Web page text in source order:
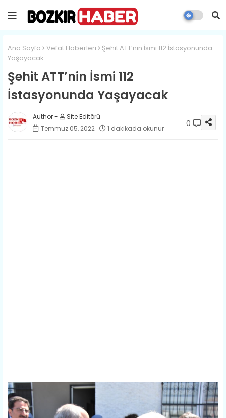
Ana Sayfa Vefat Haberleri
​Şehit ATT’nin İsmi 112 İstasyonunda
Yaşayacak
​Şehit ATT’nin İsmi 112
İstasyonunda Yaşayacak
Site Editörü
Temmuz 05, 2022
1 dakikada okunur 0